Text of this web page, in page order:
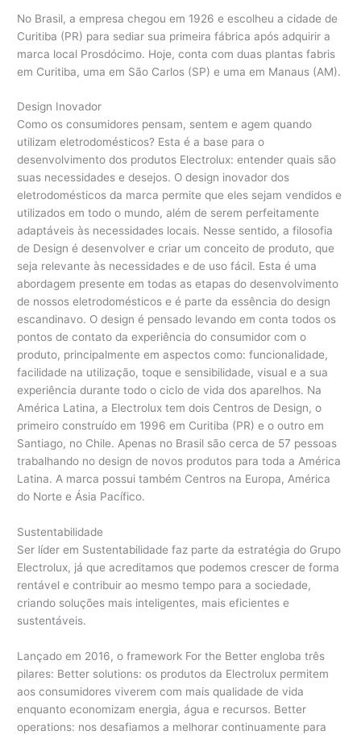
No Brasil, a empresa chegou em 1926 e escolheu a cidade de
Curitiba (PR) para sediar sua primeira fábrica após adquirir a
marca local Prosdócimo. Hoje, conta com duas plantas fabris
em Curitiba, uma em São Carlos (SP) e uma em Manaus (AM).
Design Inovador
Como os consumidores pensam, sentem e agem quando
utilizam eletrodomésticos? Esta é a base para o
desenvolvimento dos produtos Electrolux: entender quais são
suas necessidades e desejos. O design inovador dos
eletrodomésticos da marca permite que eles sejam vendidos e
utilizados em todo o mundo, além de serem perfeitamente
adaptáveis às necessidades locais. Nesse sentido, a filosofia
de Design é desenvolver e criar um conceito de produto, que
seja relevante às necessidades e de uso fácil. Esta é uma
abordagem presente em todas as etapas do desenvolvimento
de nossos eletrodomésticos e é parte da essência do design
escandinavo. O design é pensado levando em conta todos os
pontos de contato da experiência do consumidor com o
produto, principalmente em aspectos como: funcionalidade,
facilidade na utilização, toque e sensibilidade, visual e a sua
experiência durante todo o ciclo de vida dos aparelhos. Na
América Latina, a Electrolux tem dois Centros de Design, o
primeiro construído em 1996 em Curitiba (PR) e o outro em
Santiago, no Chile. Apenas no Brasil são cerca de 57 pessoas
trabalhando no design de novos produtos para toda a América
Latina. A marca possui também Centros na Europa, América
do Norte e Ásia Pacífico.
Sustentabilidade
Ser líder em Sustentabilidade faz parte da estratégia do Grupo
Electrolux, já que acreditamos que podemos crescer de forma
rentável e contribuir ao mesmo tempo para a sociedade,
criando soluções mais inteligentes, mais eficientes e
sustentáveis.
Lançado em 2016, o framework For the Better engloba três
pilares: Better solutions: os produtos da Electrolux permitem
aos consumidores viverem com mais qualidade de vida
enquanto economizam energia, água e recursos. Better
operations: nos desafiamos a melhorar continuamente para